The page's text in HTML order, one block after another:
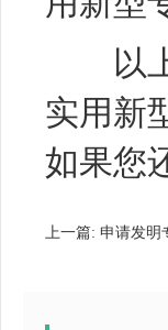
以上
实用新
如果您
上一篇: 申请发明